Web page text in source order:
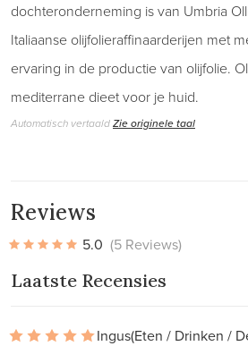
dochteronderneming is van Umbria
Italiaanse olijfolieraffinaarderijen met
ervaring in de productie van olijfolie.
mediterrane dieet voor je huid.
Automatisch vertaaldZie originele taal
Reviews
5.0 (5 Reviews)
Laatste Recensies
Ingus(Eten / Drinken /